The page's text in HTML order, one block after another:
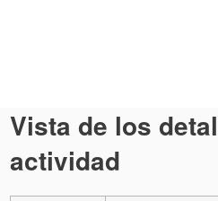
Vista de los
actividad